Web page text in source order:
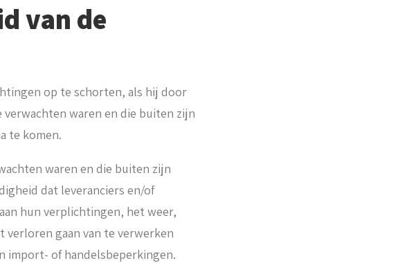
van de
op te schorten, als hij door
waren en die buiten zijn
te komen.
waren en die buiten zijn
dat leveranciers en/of
hun verplichtingen, het weer,
verloren gaan van te verwerken
import- of handelsbeperkingen.